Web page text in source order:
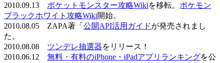
2010.09.13 ポケットモンスター攻略Wikiを移転。 ポケモン
ブラックホワイト攻略Wiki開始。
2010.08.05 ZAPA著「 公開API活用ガイドが発売されまし
た。
2010.08.08 ツンデレ抽選器をリリース！
2010.06.12 無料・有料のiPhone・iPadアプリランキングを公